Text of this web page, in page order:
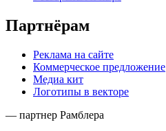
Партнёрам
Реклама на сайте
Коммерческое предложение
Медиа кит
Логотипы в векторе
— партнер Рамблера